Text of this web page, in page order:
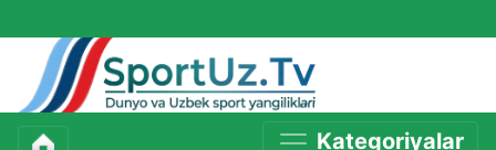
Kategoriyalar